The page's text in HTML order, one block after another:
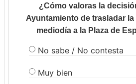
¿Cómo valoras la
Ayuntamiento de trasladar la
mediodía a la Plaza de
No sabe / No contesta
Muy bien